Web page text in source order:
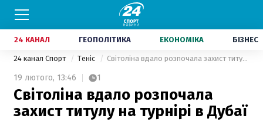
24 КАНАЛ ГЕОПОЛІТИКА ЕКОНОМІКА БІЗНЕС
24 канал Спорт Теніс Світоліна вдало розпочала захист титулу на турнірі в Дубаї
19 лютого, 13:46 1
Світоліна вдало розпочала
захист титулу на турнірі в Дубаї